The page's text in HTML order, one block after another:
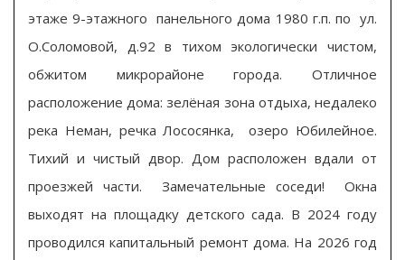
этаже 9-этажного панельного дома 1980 г.п. по ул.
О.Соломовой, д.92 в тихом экологически чистом,
обжитом микрорайоне города. Отличное
расположение дома: зелёная зона отдыха, недалеко
река Неман, речка Лососянка, озеро Юбилейное.
Тихий и чистый двор. Дом расположен вдали от
проезжей части. Замечательные соседи! Окна
выходят на площадку детского сада. В 2024 году
проводился капитальный ремонт дома. На 2026 год